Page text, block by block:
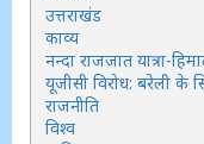
उत्तराखंड
काव्य
नन्दा राजजात यात्रा-
यूजीसी विरोध: बरेली के
राजनीति
विश्व